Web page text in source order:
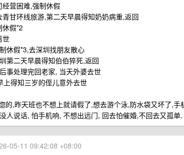
营困难,强制休假
甘环线旅游,第二天早晨得知奶奶病重,返回
假*2
世
休假*3,去深圳找朋友散心
第二天早晨得知伯伯猝死,返回
事处理完回老家, 当天外婆去世
上得知三岁的侄儿意外去世
的,昨天班也不想上就请假了,想去游个泳,防水袋又坏了,
人说话, 怕手机响, 不想出远门, 回去怕催婚,不回去又孤单.
05-11 09:42:08 +08:00